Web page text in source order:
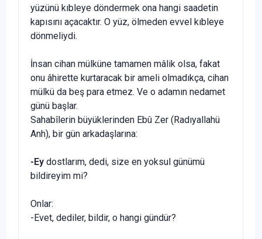
yüzünü kıbleye döndermek ona hangi saadetin
kapısını açacaktır. O yüz, ölmeden evvel kıbleye
dönmeliy­di.
İnsan cihan mülküne tamamen mâlik olsa, fakat
onu âhirette kurtaracak bir ameli olmadıkça, cihan
mülkü da beş para etmez. Ve o adamın nedamet
günü başlar.
Sahabîlerin büyüklerinden Ebû Zer (Radıyallahü
Anh), bir gün arkadaşlarına:
-Ey dostlarım, dedi, size en yoksul günümü
bildireyim mi?
Onlar:
-Evet, dediler, bildir, o hangi gündür?